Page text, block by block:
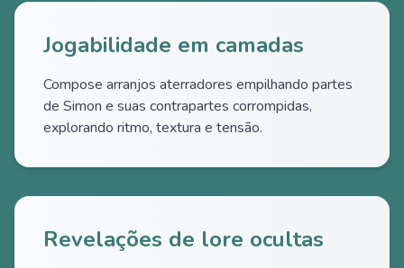
Jogabilidade em camadas
Compose arranjos aterradores empilhando partes
de Simon e suas contrapartes corrompidas,
explorando ritmo, textura e tensão.
Revelações de lore ocultas